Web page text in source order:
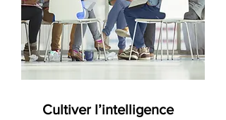
Cultiver l’intelligence